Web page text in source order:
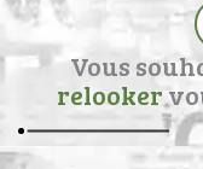
Vous
relooker